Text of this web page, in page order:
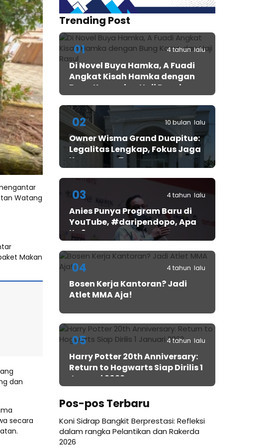
Watang
Makan
dan
secara
Trending Post
01 4 tahun lalu
Di Novel Buya Hamka, A Fuadi
Angkat Kisah Hamka dengan
Bung Karno dan Haji Rasul
02 10 bulan lalu
Owner Wisma Grand Duapitue:
Legalitas Lengkap, Fokus Jaga
Keamanan Tamu
03 4 tahun lalu
Anies Punya Program Baru di
YouTube, #daripendopo, Apa
Itu?
04 4 tahun lalu
Bosen Kerja Kantoran? Jadi
Atlet MMA Aja!
05 4 tahun lalu
Harry Potter 20th Anniversary:
Return to Hogwarts Siap Dirilis 1
Januari 2022
Pos-pos Terbaru
Koni Sidrap Bangkit Berprestasi: Refleksi
dalam rangka Pelantikan dan Rakerda
2026